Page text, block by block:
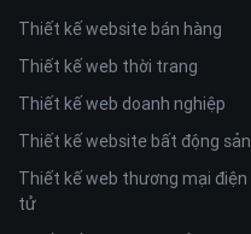
Thiết kế website bán hàng
Thiết kế web thời trang
Thiết kế web doanh nghiệp
Thiết kế website bất động sản
Thiết kế web thương mại điện
tử